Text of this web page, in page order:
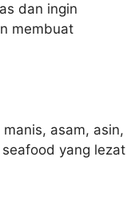
dan ingin
membuat
asam, asin,
yang lezat